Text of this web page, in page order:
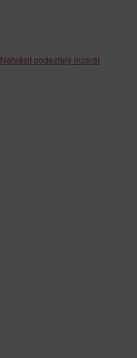
Nahlásit podezřelý inzerát